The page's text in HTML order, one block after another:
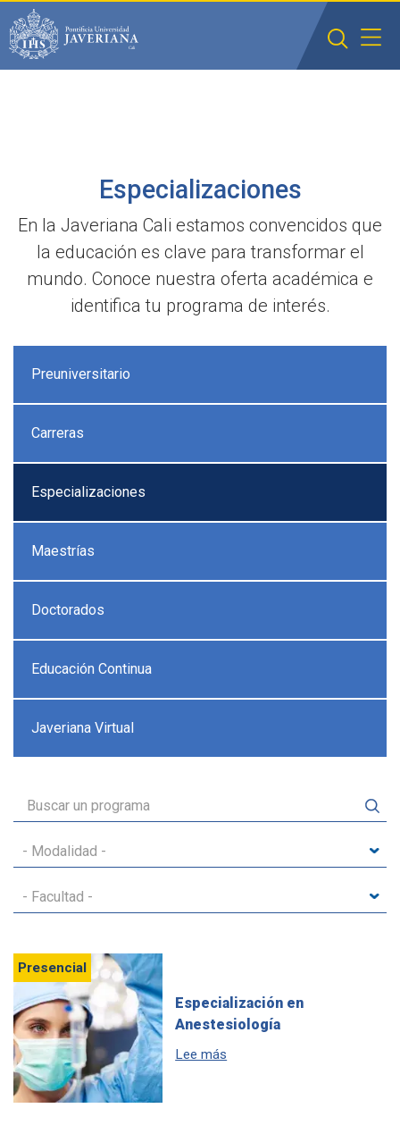
Especializaciones
En la Javeriana Cali estamos convencidos que
la educación es clave para transformar el
mundo. Conoce nuestra oferta académica e
identifica tu programa de interés.
Preuniversitario
Carreras
Especializaciones
Maestrías
Doctorados
Educación Continua
Javeriana Virtual
Presencial
Especialización en
Anestesiología
Lee más